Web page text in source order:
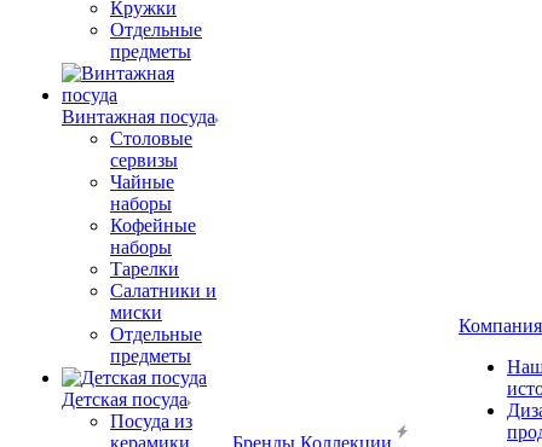
Кружки
Отдельные
предметы
Винтажная посуда
Столовые
сервизы
Чайные
наборы
Кофейные
наборы
Тарелки
Салатники и
миски
Отдельные
предметы
Детская посуда
Посуда из
керамики
Бренды Коллекции
Компания